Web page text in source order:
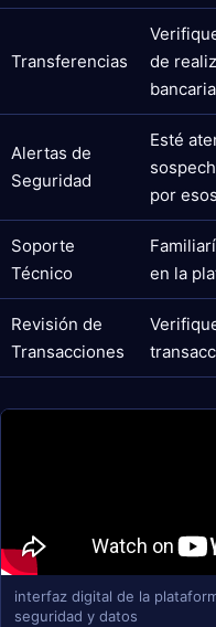
Transferencias
de
Alertas de
Seguridad
Esté
por
Soporte
Técnico
en la
Revisión de
Transacciones
interfaz digital de la
seguridad y datos